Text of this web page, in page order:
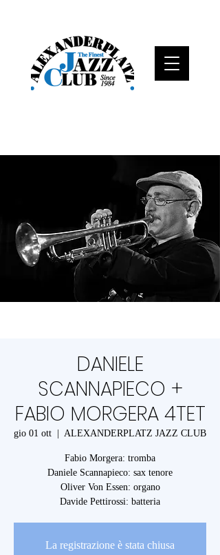
DANIELE
SCANNAPIECO +
FABIO MORGERA 4TET
gio 01 ott ALEXANDERPLATZ JAZZ CLUB
Fabio Morgera: tromba
Daniele Scannapieco: sax tenore
Oliver Von Essen: organo
Davide Pettirossi: batteria
La registrazione è stata chiusa